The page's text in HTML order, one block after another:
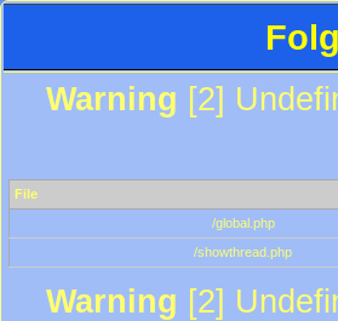
Warning [2]
File
/global.php
/showthread.php
Warning [2]